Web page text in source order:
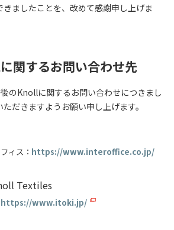
ましたことを、改めて感謝申し上げま
関するお問い合わせ先
のKnollに関するお問い合わせにつきまし
だきますようお願い申し上げます。
ィス： https://www.interoffice.co.jp/
Textiles
https://www.itoki.jp/